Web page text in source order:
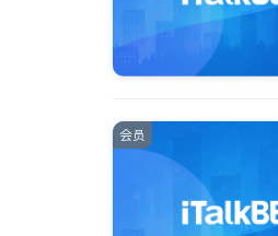
会员